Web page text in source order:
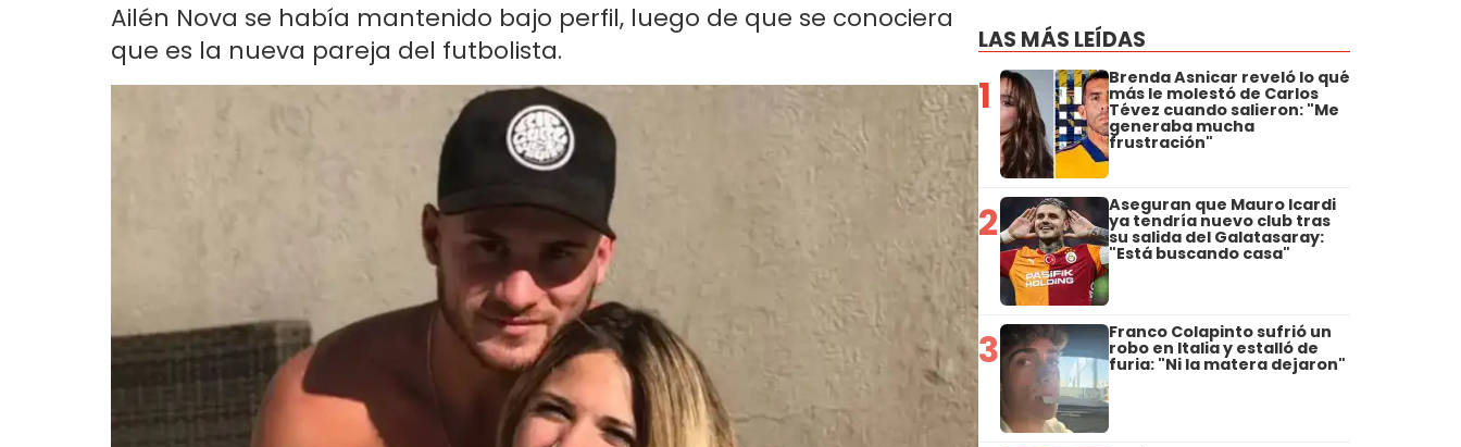
Ailén Nova se había mantenido bajo perfil, luego de que se conociera
que es la nueva pareja del futbolista.
LAS MÁS LEÍDAS
1 Brenda Asnicar reveló lo qué
más le molestó de Carlos
Tévez cuando salieron: "Me
generaba mucha
frustración"
2 Aseguran que Mauro Icardi
ya tendría nuevo club tras
su salida del Galatasaray:
"Está buscando casa"
3 Franco Colapinto sufrió un
robo en Italia y estalló de
furia: "Ni la matera dejaron"